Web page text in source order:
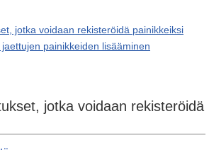
jotka voidaan rekisteröidä painikkeiksi
painikkeiden lisääminen
jotka voidaan rekisteröidä